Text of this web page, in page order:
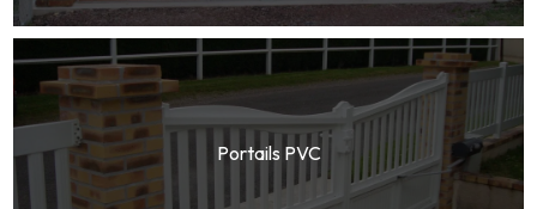
Portails PVC